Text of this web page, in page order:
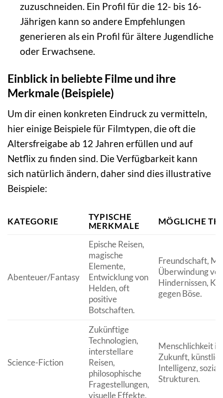
zuzuschneiden. Ein Profil für die 12- bis 16-
Jährigen kann so andere Empfehlungen
generieren als ein Profil für ältere Jugendliche
oder Erwachsene.
Einblick in beliebte Filme und ihre
Merkmale (Beispiele)
Um dir einen konkreten Eindruck zu vermitteln,
hier einige Beispiele für Filmtypen, die oft die
Altersfreigabe ab 12 Jahren erfüllen und auf
Netflix zu finden sind. Die Verfügbarkeit kann
sich natürlich ändern, daher sind dies illustrative
Beispiele:
KATEGORIE
TYPISCHE
MERKMALE
MÖGLICHE
Abenteuer/Fantasy
Epische Reisen,
magische
Elemente,
Entwicklung von
Helden, oft
positive
Botschaften.
Freundschaft,
Überwindung von
Hindernissen,
gegen Böse.
Science-Fiction
Zukünftige
Technologien,
interstellare
Reisen,
philosophische
Fragestellungen,
visuelle Effekte.
Menschlichkeit
Zukunft,
Intelligenz,
Strukturen.